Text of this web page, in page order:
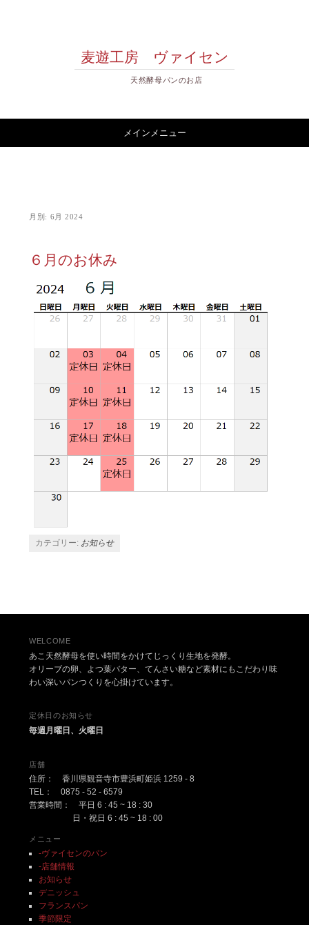
麦遊工房 ヴァイセン
天然酵母パンのお店
メインメニュー
月別: 6月 2024
６月のお休み
カテゴリー: お知らせ
WELCOME
あこ天然酵母を使い時間をかけてじっくり生地を発酵。
オリーブの卵、よつ葉バター、てんさい糖など素材にもこだわり味
わい深いパンつくりを心掛けています。
定休日のお知らせ
毎週月曜日、火曜日
店舗
住所： 香川県観音寺市豊浜町姫浜 1259 - 8
TEL： 0875 - 52 - 6579
営業時間： 平日 6 : 45 ~ 18 : 30
日・祝日 6 : 45 ~ 18 : 00
メニュー
-ヴァイセンのパン
-店舗情報
お知らせ
デニッシュ
フランスパン
季節限定